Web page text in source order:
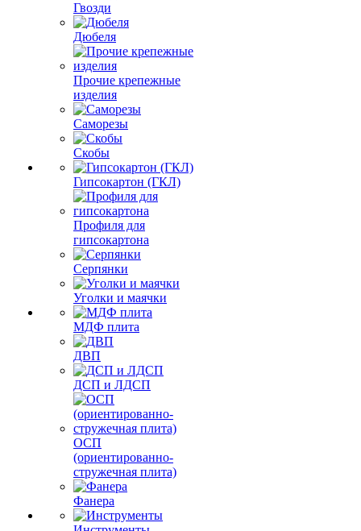
Гвозди
Дюбеля
Прочие крепежные
изделия
Саморезы
Скобы
Гипсокартон (ГКЛ)
Профиля для
гипсокартона
Серпянки
Уголки и маячки
МДФ плита
ДВП
ДСП и ЛДСП
ОСП
(ориентированно-
стружечная плита)
Фанера